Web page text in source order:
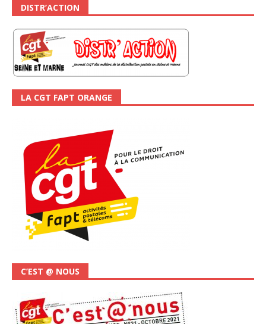
DISTR’ACTION
LA CGT FAPT ORANGE
C’EST @ NOUS